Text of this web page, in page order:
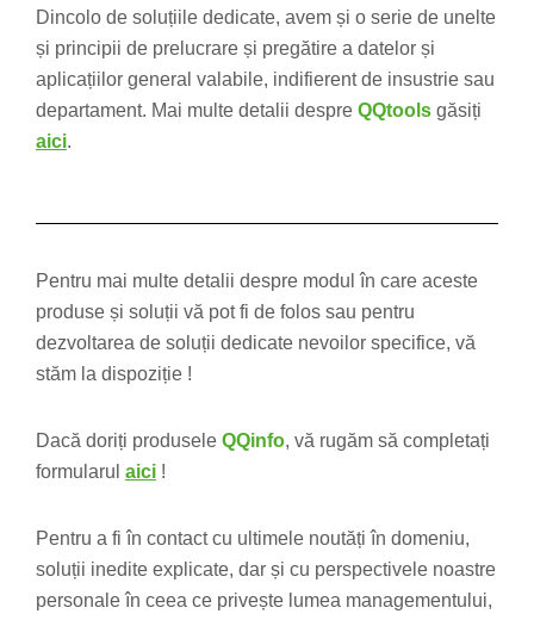
Dincolo de soluțiile dedicate, avem și o serie de unelte
și principii de prelucrare și pregătire a datelor și
aplicațiilor general valabile, indifierent de insustrie sau
departament. Mai multe detalii despre QQtools găsiți
aici.
Pentru mai multe detalii despre modul în care aceste
produse și soluții vă pot fi de folos sau pentru
dezvoltarea de soluții dedicate nevoilor specifice, vă
stăm la dispoziție !
Dacă doriți produsele QQinfo, vă rugăm să completați
formularul aici !
Pentru a fi în contact cu ultimele noutăți în domeniu,
soluții inedite explicate, dar și cu perspectivele noastre
personale în ceea ce privește lumea managementului,